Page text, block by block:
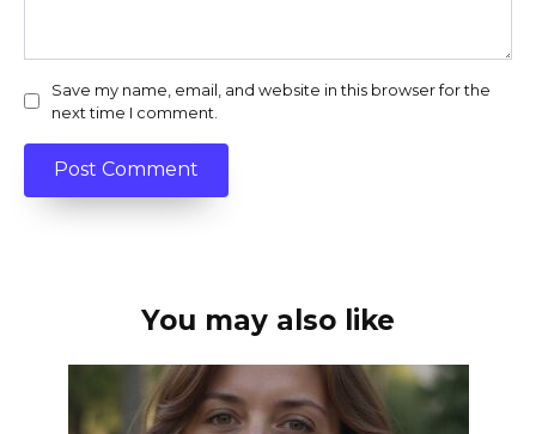
Save my name, email, and website in this browser for the
next time I comment.
You may also like